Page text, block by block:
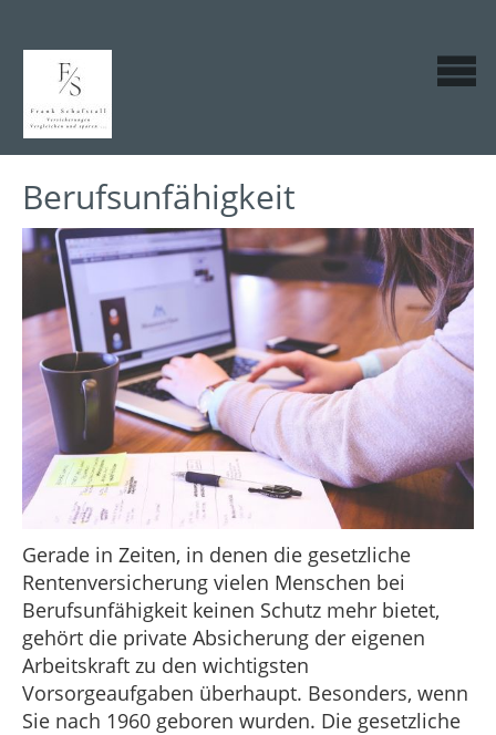
Berufsunfähigkeit
Gerade in Zeiten, in denen die gesetzliche
Rentenversicherung vielen Menschen bei
Berufsunfähigkeit keinen Schutz mehr bietet,
gehört die private Absicherung der eigenen
Arbeitskraft zu den wichtigsten
Vorsorgeaufgaben überhaupt. Besonders, wenn
Sie nach 1960 geboren wurden. Die gesetzliche